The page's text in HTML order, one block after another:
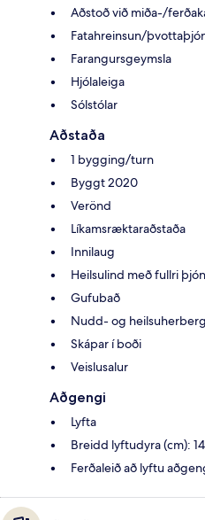
Aðstoð við miða-/
Fatahreinsun/
Farangursgeymsla
Hjólaleiga
Sólstólar
Aðstaða
1 bygging/turn
Byggt 2020
Verönd
Líkamsræktaraðstaða
Innilaug
Heilsulind með fullri
Gufubað
Nudd- og
Skápar í boði
Veislusalur
Aðgengi
Lyfta
Breidd lyftudyra (cm):
Ferðaleið að lyftu